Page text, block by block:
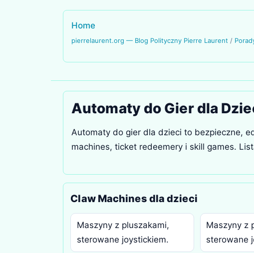
Home
pierrelaurent.org — Blog Polityczny Pierre Laurent /
Automaty do Gier dla
Automaty do gier dla dzieci to bezpieczne,
machines, ticket redeemery i skill games.
Claw Machines dla dzieci
Maszyny z pluszakami,
sterowane joystickiem.
Maszyny z
sterowane